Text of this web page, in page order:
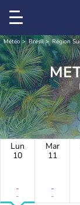
Météo Brésil Région
Lun
10
-
-
Mar
11
-
-